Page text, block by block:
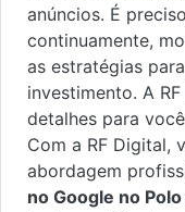
anúncios. É
continuamente,
as estratégias
investimento. A
detalhes para
Com a RF Digital,
abordagem
no Google no